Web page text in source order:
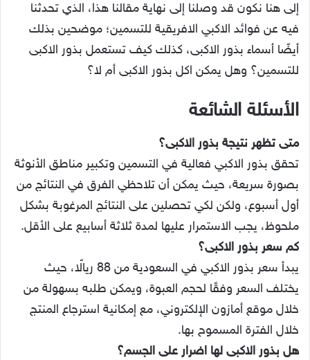
إلى هنا نكون قد وصلنا إلى نهاية مقالنا هذا، الذي تحدثنا
فيه عن فوائد الاكبي الافريقية للتسمين؛ موضحين بذلك
أيضًا أسماء بذور الاكبى، كذلك كيف تستعمل بذور الاكبى
للتسمين؟ وهل يمكن اكل بذور الاكبى أم لا؟
الأسئلة الشائعة
متى تظهر نتيجة بذور الاكبى؟
تحقق بذور الاكبي فعالية في التسمين وتكبير مناطق الأنوثة
بصورة سريعة، حيث يمكن أن تلاحظي الفرق في النتائج من
أول أسبوع، ولكن لكي تحصلين على النتائج المرغوبة بشكل
ملحوظ، يجب الاستمرار عليها لمدة ثلاثة أسابيع على الأقل.
كم سعر بذور الاكبى؟
يبدأ سعر بذور الاكبي في السعودية من 88 ريالًا، حيث
يختلف السعر وفقًا لحجم العبوة، ويمكن طلبه بسهولة من
خلال موقع أمازون الإلكتروني، مع إمكانية استرجاع المنتج
خلال الفترة المسموح بها.
هل بذور الاكبى لها اضرار على الجسم؟